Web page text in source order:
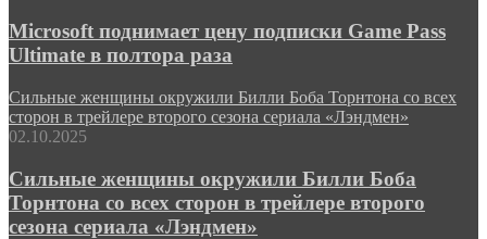
Microsoft поднимает цену подписки Game Pass
Ultimate в полтора раза
Сильные женщины окружили Билли Боба Торнтона со всех
сторон в трейлере второго сезона сериала «Лэндмен»
02.10.2025
Сильные женщины окружили Билли Боба
Торнтона со всех сторон в трейлере второго
сезона сериала «Лэндмен»